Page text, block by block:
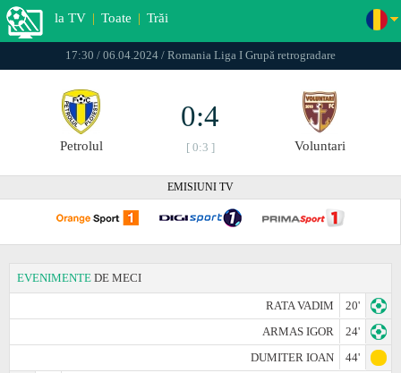
la TV | Toate | Trăi
17:30 / 06.04.2024 / Romania Liga I Grupă retrogradare
Petrolul
0:4
[ 0:3 ] Voluntari
EMISIUNI TV
EVENIMENTE DE MECI
RATA VADIM
20'
ARMAS IGOR
24'
DUMITER IOAN
44'